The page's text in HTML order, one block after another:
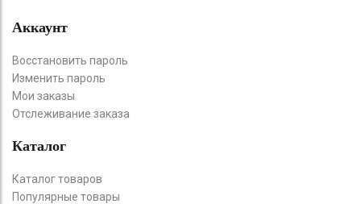
Аккаунт
Восстановить пароль
Изменить пароль
Мои заказы
Отслеживание заказа
Каталог
Каталог товаров
Популярные товары